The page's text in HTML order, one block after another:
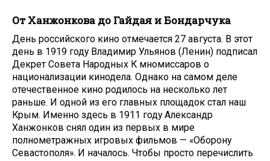
От Ханжонкова до Гайдая и Бондарчука
День российского кино отмечается 27 августа. В этот
день в 1919 году Владимир Ульянов (Ленин) подписал
Декрет Совета Народных К мномиссаров о
национализации кинодела. Однако на самом деле
отечественное кино родилось на несколько лет
раньше. И одной из его главных площадок стал наш
Крым. Именно здесь в 1911 году Александр
Ханжонков снял один из первых в мире
полнометражных игровых фильмов — «Оборону
Севастополя». И началось. Чтобы просто перечислить